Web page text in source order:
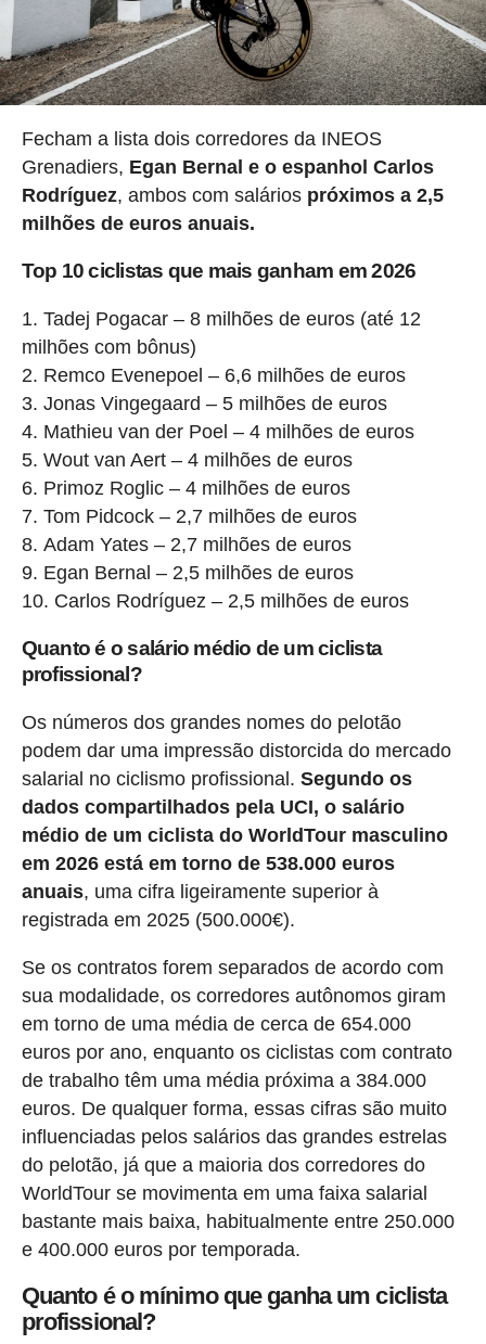
Fecham a lista dois corredores da INEOS
Grenadiers, Egan Bernal e o espanhol Carlos
Rodríguez, ambos com salários próximos a 2,5
milhões de euros anuais.
Top 10 ciclistas que mais ganham em 2026
Tadej Pogacar – 8 milhões de euros (até 12
milhões com bônus)
Remco Evenepoel – 6,6 milhões de euros
Jonas Vingegaard – 5 milhões de euros
Mathieu van der Poel – 4 milhões de euros
Wout van Aert – 4 milhões de euros
Primoz Roglic – 4 milhões de euros
Tom Pidcock – 2,7 milhões de euros
Adam Yates – 2,7 milhões de euros
Egan Bernal – 2,5 milhões de euros
Carlos Rodríguez – 2,5 milhões de euros
Quanto é o salário médio de um ciclista
profissional?
Os números dos grandes nomes do pelotão
podem dar uma impressão distorcida do mercado
salarial no ciclismo profissional. Segundo os
dados compartilhados pela UCI, o salário
médio de um ciclista do WorldTour masculino
em 2026 está em torno de 538.000 euros
anuais, uma cifra ligeiramente superior à
registrada em 2025 (500.000€).
Se os contratos forem separados de acordo com
sua modalidade, os corredores autônomos giram
em torno de uma média de cerca de 654.000
euros por ano, enquanto os ciclistas com contrato
de trabalho têm uma média próxima a 384.000
euros. De qualquer forma, essas cifras são muito
influenciadas pelos salários das grandes estrelas
do pelotão, já que a maioria dos corredores do
WorldTour se movimenta em uma faixa salarial
bastante mais baixa, habitualmente entre 250.000
e 400.000 euros por temporada.
Quanto é o mínimo que ganha um ciclista
profissional?